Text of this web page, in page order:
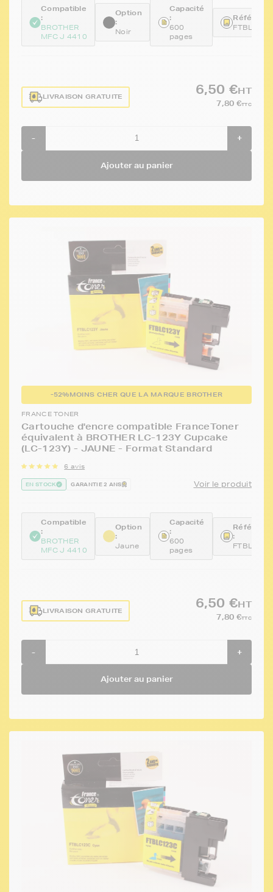
Compatible
:
BROTHER
MFC J 4410
Option
:
Noir
Capacité
:
600
pages
LIVRAISON GRATUITE
6,50 €HT
7,80 €TTC
- +
Ajouter au panier
-52%MOINS CHER QUE LA MARQUE BROTHER
FRANCE TONER
Cartouche d'encre compatible FranceToner
équivalent à BROTHER LC-123Y Cupcake
(LC-123Y) - JAUNE - Format Standard
6 avis
EN STOCK GARANTIE 2 ANS Voir le produit
Compatible
:
BROTHER
MFC J 4410
Option
:
Jaune
Capacité
:
600
pages
:
LIVRAISON GRATUITE
6,50 €HT
7,80 €TTC
- +
Ajouter au panier